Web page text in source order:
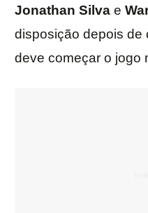
Jonathan Silva e
disposição depois de
deve começar o jogo